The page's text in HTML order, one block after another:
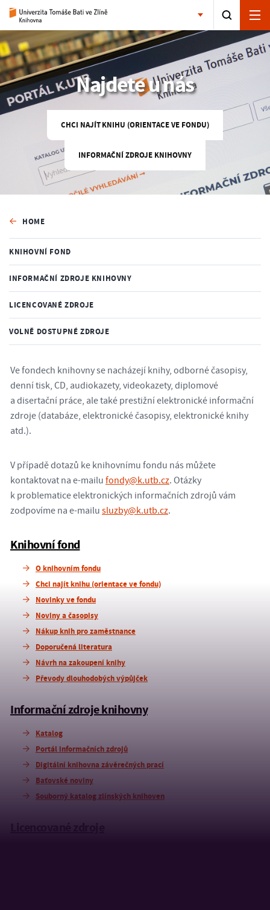
Najdete u nás
CHCI NAJÍT KNIHU (ORIENTACE VE FONDU)
INFORMAČNÍ ZDROJE KNIHOVNY
HOME
KNIHOVNÍ FOND
INFORMAČNÍ ZDROJE KNIHOVNY
LICENCOVANÉ ZDROJE
VOLNĚ DOSTUPNÉ ZDROJE
Ve fondech knihovny se nacházejí knihy, odborné časopisy,
denní tisk, CD, audiokazety, videokazety, diplomové
a disertační práce, ale také prestižní elektronické informační
zdroje (databáze, elektronické časopisy, elektronické knihy
atd.).
V případě dotazů ke knihovnímu fondu nás můžete
kontaktovat na e-mailu fondy@k.utb.cz. Otázky
k problematice elektronických informačních zdrojů vám
zodpovíme na e-mailu sluzby@k.utb.cz.
Knihovní fond
O knihovním fondu
Chci najít knihu (orientace ve fondu)
Novinky ve fondu
Noviny a časopisy
Nákup knih pro zaměstnance
Doporučená literatura
Návrh na zakoupení knihy
Převody dlouhodobých výpůjček
Informační zdroje knihovny
Katalog
Portál informačních zdrojů
Digitální knihovna závěrečných prací
Baťovské noviny
Souborný katalog zlínských knihoven